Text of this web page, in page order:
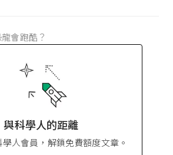
會跑酷？
與科學人的距離
人會員，解鎖免費額度文章。